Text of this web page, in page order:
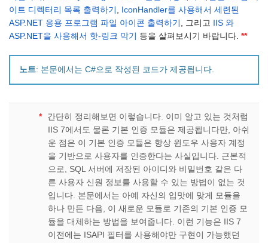
이트 디렉터리 목록 출력하기 , IconHandler를 사용해서 세련된
ASP.NET 응용 프로그램 파일 아이콘 출력하기 , 그리고
IIS 와
ASP.NET을 사용해서 핫-링크 막기
등을 살펴보시기 바랍니다. **
노트: 본문에서는 C#으로 작성된 코드가 제공됩니다.
*
간단히 정리해보면 이렇습니다. 이미 알고 있는 것처럼
IIS 7에서도 물론 기본 인증 모듈은 제공됩니다만, 아쉬
운 점은 이 기본 인증 모듈은 항상 윈도우 사용자 계정
을 기반으로 사용자를 인증한다는 사실입니다. 근본적
으로, SQL 서버에 저장된 아이디와 비밀번호 같은 다
른 사용자 신원 정보를 사용할 수 있는 방법이 없는 것
입니다. 본문에서는 아예 자신의 입맛에 맞게 모듈을
하나 만든 다음, 이 새로운 모듈로 기존의 기본 인증 모
듈을 대체하는 방법을 보여줍니다. 이런 기능은 IIS 7
이전에는 ISAPI 필터를 사용해야만 구현이 가능했던